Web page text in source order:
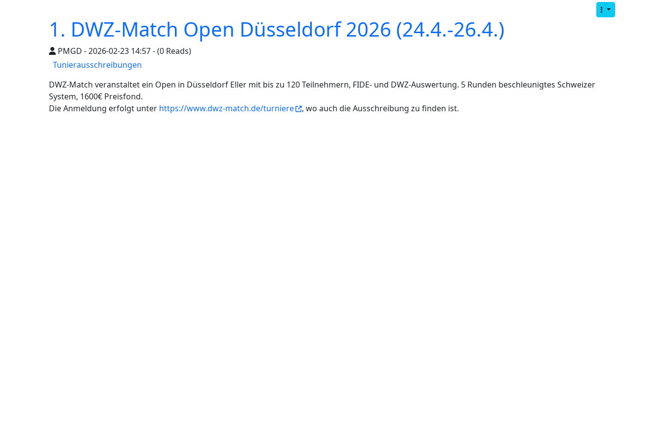
1. DWZ-Match Open Düsseldorf 2026 (24.4.-26.4.)
PMGD - 2026-02-23 14:57 - (0 Reads)
Tunierausschreibungen
DWZ-Match veranstaltet ein Open in Düsseldorf Eller mit bis zu 120 Teilnehmern, FIDE- und DWZ-Auswertung. 5 Runden beschleunigtes Schweizer
System, 1600€ Preisfond.
Die Anmeldung erfolgt unter https://www.dwz-match.de/turniere , wo auch die Ausschreibung zu finden ist.